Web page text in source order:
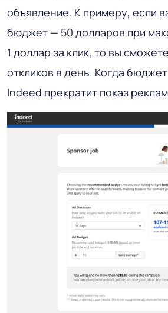
объявление. К примеру, если
бюджет — 50 долларов при
1 доллар за клик, то вы
откликов в день. Когда
Indeed прекратит показ